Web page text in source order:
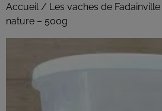
Accueil/ Les vaches de Fadainville
nature – 500g